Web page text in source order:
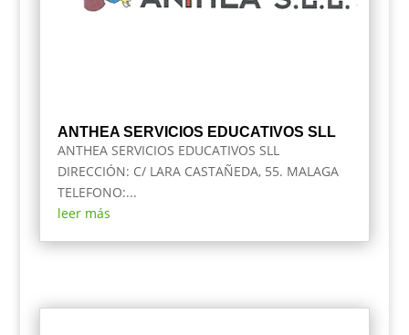
ANTHEA SERVICIOS EDUCATIVOS SLL
ANTHEA SERVICIOS EDUCATIVOS SLL
DIRECCIÓN: C/ LARA CASTAÑEDA, 55. MALAGA
TELEFONO:...
leer más